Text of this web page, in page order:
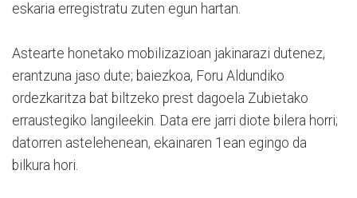
eskaria erregistratu zuten egun hartan.
Astearte honetako mobilizazioan jakinarazi dutenez,
erantzuna jaso dute; baiezkoa, Foru Aldundiko
ordezkaritza bat biltzeko prest dagoela Zubietako
erraustegiko langileekin. Data ere jarri diote bilera horri;
datorren astelehenean, ekainaren 1ean egingo da
bilkura hori.